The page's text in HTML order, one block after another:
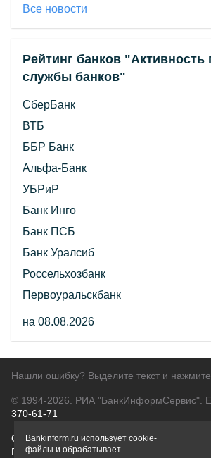
Все новости
Рейтинг банков "Активность
службы банков"
СберБанк
ВТБ
ББР Банк
Альфа-Банк
УБРиР
Банк Инго
Банк ПСБ
Банк Уралсиб
Россельхозбанк
Первоуральскбанк
на 08.08.2026
Нашли ошибку? Выделите текст и нажмите
© 1994-2026. РИА "БанкИнформСервис".
370-61-71
О проектеПолитика конфиденциальности
Правовая информацияДля рекламодателей
Bankinform.ru использует cookie-
файлы и обрабатывает